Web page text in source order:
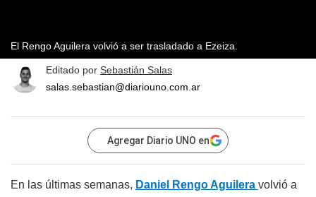
El Rengo Aguilera volvió a ser trasladado a Ezeiza.
Editado por Sebastián Salas
salas.sebastian@diariouno.com.ar
Agregar Diario UNO en
En las últimas semanas, Daniel RengoAguilera volvió a